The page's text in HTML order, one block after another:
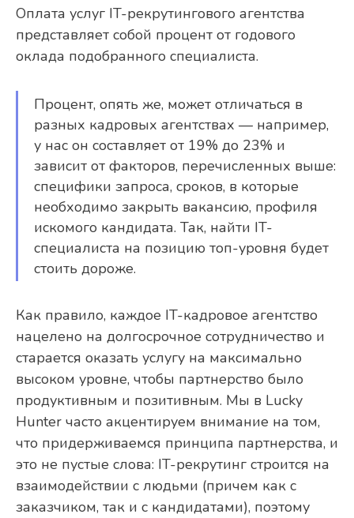
Оплата услуг IT-рекрутингового агентства
представляет собой процент от годового
оклада подобранного специалиста.
Процент, опять же, может отличаться в
разных кадровых агентствах — например,
у нас он составляет от 19% до 23% и
зависит от факторов, перечисленных выше:
специфики запроса, сроков, в которые
необходимо закрыть вакансию, профиля
искомого кандидата. Так, найти IT-
специалиста на позицию топ-уровня будет
стоить дороже.
Как правило, каждое IT-кадровое агентство
нацелено на долгосрочное сотрудничество и
старается оказать услугу на максимально
высоком уровне, чтобы партнерство было
продуктивным и позитивным. Мы в Lucky
Hunter часто акцентируем внимание на том,
что придерживаемся принципа партнерства, и
это не пустые слова: IT-рекрутинг строится на
взаимодействии с людьми (причем как с
заказчиком, так и с кандидатами), поэтому